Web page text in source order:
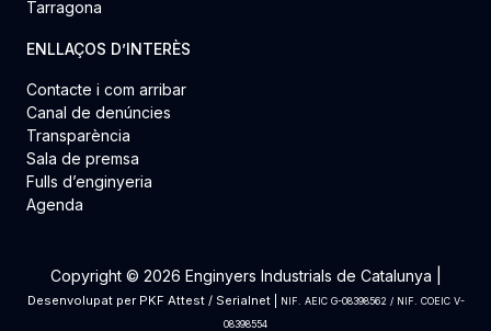
Tarragona
ENLLAÇOS D’INTERÈS
Contacte i com arribar
Canal de denúncies
Transparència
Sala de premsa
Fulls d’enginyeria
Agenda
Copyright © 2026 Enginyers Industrials de Catalunya |
Desenvolupat per PKF Attest/ Serialnet|
NIF. AEIC G-08398562 / NIF. COEIC V-
08398554